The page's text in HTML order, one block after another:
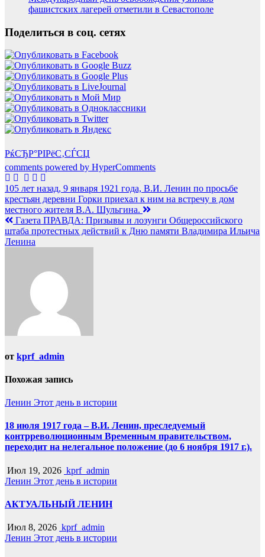
фашистских лагерей отметили в Севастополе
Поделиться в соц. сетях
РќСЂР°РІРёС‚СЃСЏ
comments powered by HyperComments
Навигация
по
записям
105 лет назад, 9 января 1921 года, В.И. Ленин по просьбе
крестьян деревни Горки приехал к ним на встречу в дом
местного жителя В.А. Шульгина.
Газета ПРАВДА: Призывы и лозунги Общероссийского
штаба протестных действий к Дню памяти Владимира Ильича
Ленина
от kprf_admin
Похожая запись
Ленин Этот день в истории
18 июля 1917 года – В.И. Ленин, преследуемый
контрреволюционным Временным правительством,
переходит на нелегальное положение (до 6 ноября 1917 г.).
Июл 19, 2026 kprf_admin
Ленин Этот день в истории
АКТУАЛЬНЫЙ ЛЕНИН
Июл 8, 2026 kprf_admin
Ленин Этот день в истории